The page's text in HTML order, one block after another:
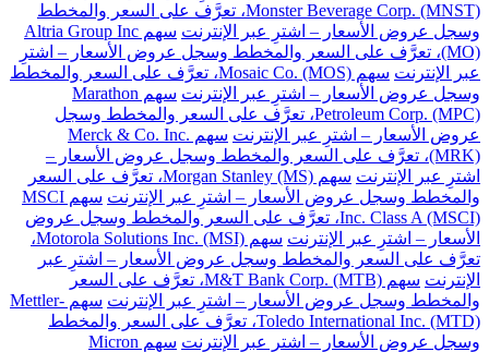
Monster Beverage Corp. (MNST)، تعرَّف على السعر والمخطط
وسجل عروض الأسعار – اشترِ عبر الإنترنت
سهم Altria Group Inc
(MO)، تعرَّف على السعر والمخطط وسجل عروض الأسعار – اشترِ
عبر الإنترنت
سهم Mosaic Co. (MOS)، تعرَّف على السعر والمخطط
وسجل عروض الأسعار – اشترِ عبر الإنترنت
سهم Marathon
Petroleum Corp. (MPC)، تعرَّف على السعر والمخطط وسجل
عروض الأسعار – اشترِ عبر الإنترنت
سهم Merck & Co. Inc.
(MRK)، تعرَّف على السعر والمخطط وسجل عروض الأسعار –
اشترِ عبر الإنترنت
سهم Morgan Stanley (MS)، تعرَّف على السعر
والمخطط وسجل عروض الأسعار – اشترِ عبر الإنترنت
سهم MSCI
Inc. Class A (MSCI)، تعرَّف على السعر والمخطط وسجل عروض
الأسعار – اشترِ عبر الإنترنت
سهم Motorola Solutions Inc. (MSI)،
تعرَّف على السعر والمخطط وسجل عروض الأسعار – اشترِ عبر
الإنترنت
سهم M&T Bank Corp. (MTB)، تعرَّف على السعر
والمخطط وسجل عروض الأسعار – اشترِ عبر الإنترنت
سهم Mettler-
Toledo International Inc. (MTD)، تعرَّف على السعر والمخطط
وسجل عروض الأسعار – اشترِ عبر الإنترنت
سهم Micron